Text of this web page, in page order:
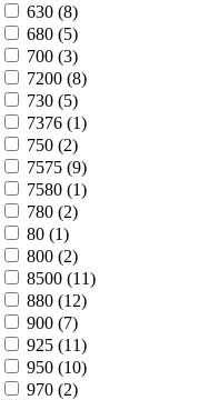
630 (8)
680 (5)
700 (3)
7200 (8)
730 (5)
7376 (1)
750 (2)
7575 (9)
7580 (1)
780 (2)
80 (1)
800 (2)
8500 (11)
880 (12)
900 (7)
925 (11)
950 (10)
970 (2)